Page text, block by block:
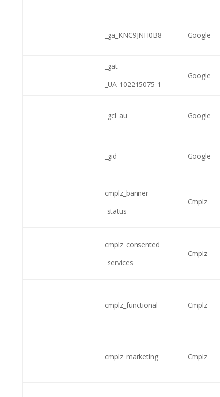
_ga_KNC9JNH0B8 Google
_gat
_UA-102215075-1
Google
_gcl_au Google
_gid Google
cmplz_banner
-status
Cmplz
cmplz_consented
_services
Cmplz
cmplz_functional Cmplz
cmplz_marketing Cmplz